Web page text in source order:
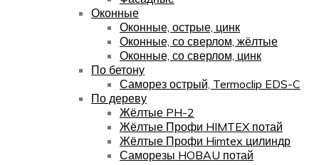
Оконные
Оконные, острые, цинк
Оконные, со сверлом, жёлтые
Оконные, со сверлом, цинк
По бетону
Саморез острый, Termoclip EDS-C
По дереву
Жёлтые PH-2
Жёлтые Профи HIMTEX потай
Жёлтые Профи Himtex цилиндр
Саморезы HOBAU потай